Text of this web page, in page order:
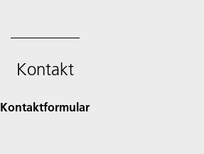
Kontakt
Kontaktformular